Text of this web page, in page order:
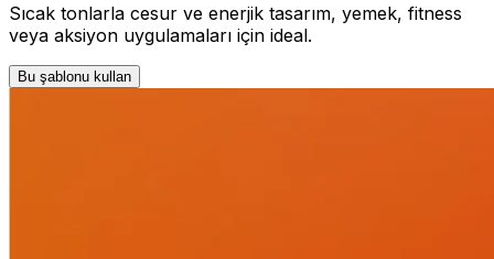
Sıcak tonlarla cesur ve enerjik tasarım, yemek, fitness
veya aksiyon uygulamaları için ideal.
Bu şablonu kullan